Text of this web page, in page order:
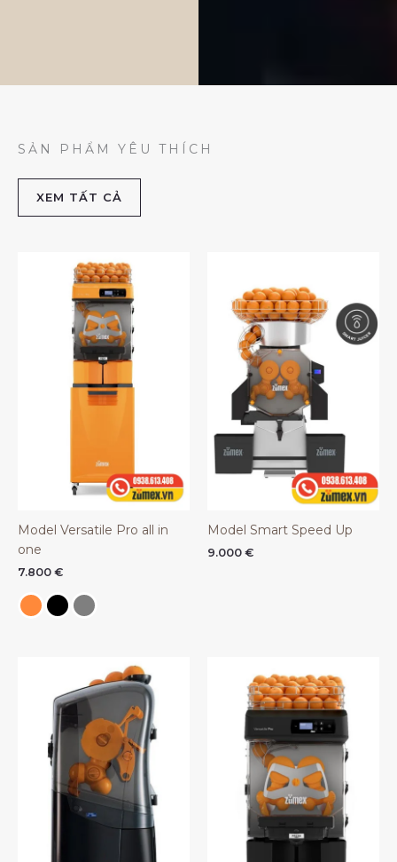
SẢN PHẨM YÊU THÍCH
XEM TẤT CẢ
Model Versatile Pro all in
one
7.800 €
Model Smart Speed Up
9.000 €